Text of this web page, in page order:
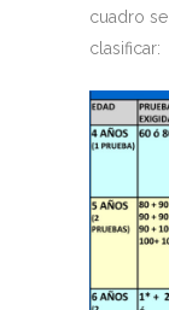
cuadro
clasificar: